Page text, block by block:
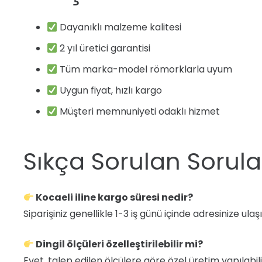
Dayanıklı malzeme kalitesi
2 yıl üretici garantisi
Tüm marka-model römorklarla uyum
Uygun fiyat, hızlı kargo
Müşteri memnuniyeti odaklı hizmet
Sıkça Sorulan
Kocaeli iline kargo süresi nedir?
Siparişiniz genellikle 1-3 iş günü içinde adresinize
Dingil ölçüleri özelleştirilebilir mi?